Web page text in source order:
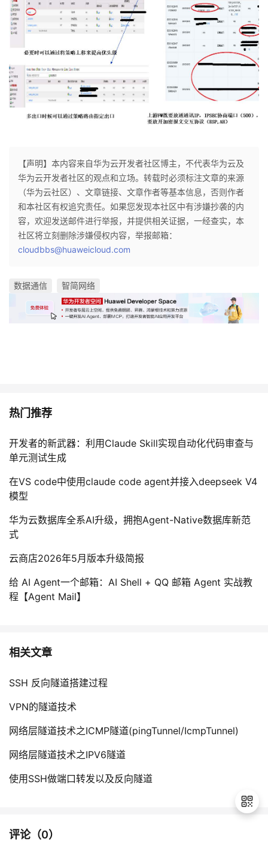
课
的
证
我
实
验
的
收
术
支
持
云
声
建
议
【声明】本内容来自华为云开发者社区博主，不代表华为云及
华为云开发者社区的观点和立场。转载时必须标注文章的来源
（华为云社区）、文章链接、文章作者等基本信息，否则作者
和本社区有权追究责任。如果您发现本社区中有涉嫌抄袭的内
容，欢迎发送邮件进行举报，并提供相关证据，一经查实，本
社区将立刻删除涉嫌侵权内容，举报邮箱：
cloudbbs@huaweicloud.com
数据通信 智简网络
热门推荐
开发者的新武器：利用Claude Skill实现自动化代码审查与
单元测试生成
在VS code中使用claude code agent并接入deepseek V4
模型
华为云数据库全系AI升级，拥抱Agent-Native数据库新范
式
云商店2026年5月版本升级简报
给 AI Agent一个邮箱：AI Shell + QQ 邮箱 Agent 实战教
程【Agent Mail】
相关文章
SSH 反向隧道搭建过程
VPN的隧道技术
网络层隧道技术之ICMP隧道(pingTunnel/IcmpTunnel)
网络层隧道技术之IPV6隧道
使用SSH做端口转发以及反向隧道
评论（0）